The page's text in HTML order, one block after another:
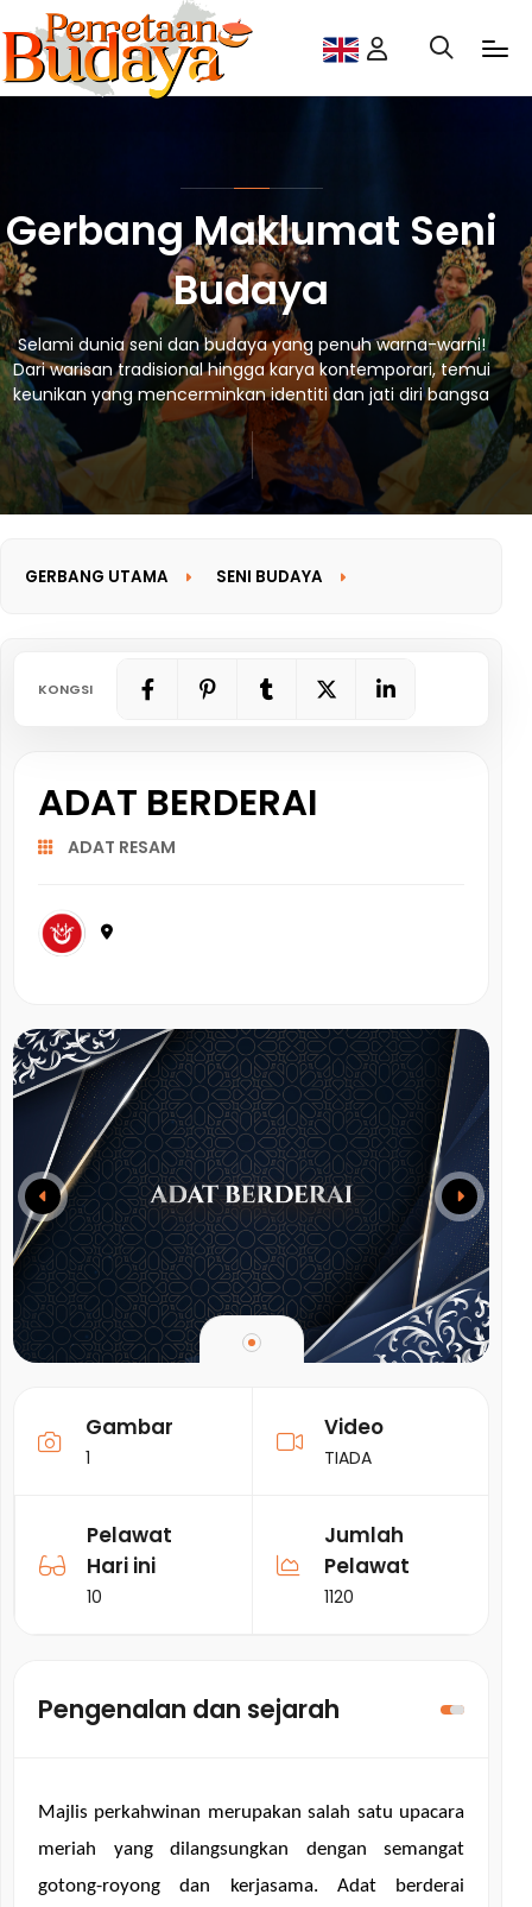
Gerbang Maklumat Seni
Budaya
Selami dunia seni dan budaya yang penuh warna-warni!
Dari warisan tradisional hingga karya kontemporari, temui
keunikan yang mencerminkan identiti dan jati diri bangsa
GERBANG UTAMA SENI BUDAYA
KONGSI
ADAT BERDERAI
ADAT RESAM
Gambar
1
Video
TIADA
Pelawat
Hari ini
10
Jumlah
Pelawat
1120
Pengenalan dan sejarah
Majlis perkahwinan merupakan salah satu upacara
meriah yang dilangsungkan dengan semangat
gotong-royong dan kerjasama. Adat berderai